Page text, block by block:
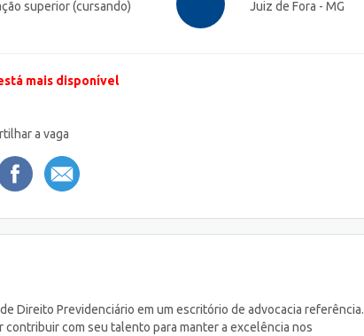
superior (cursando)
Juiz de Fora - MG
mais disponível
a vaga
Direito Previdenciário em um escritório de advocacia referência.
com seu talento para manter a excelência nos